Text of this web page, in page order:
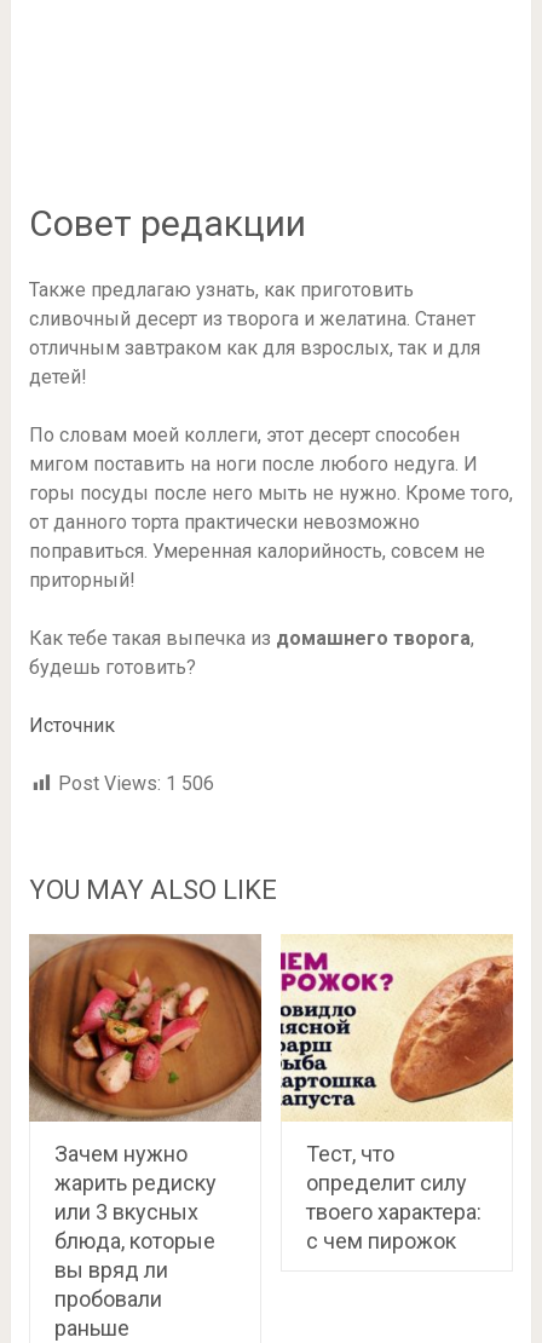
Совет редакции
Также предлагаю узнать, как приготовить
сливочный десерт из творога и желатина. Станет
отличным завтраком как для взрослых, так и для
детей!
По словам моей коллеги, этот десерт способен
мигом поставить на ноги после любого недуга. И
горы посуды после него мыть не нужно. Кроме того,
от данного торта практически невозможно
поправиться. Умеренная калорийность, совсем не
приторный!
Как тебе такая выпечка из домашнего творога,
будешь готовить?
Источник
Post Views: 1 506
YOU MAY ALSO LIKE
Зачем нужно
жарить редиску
или 3 вкусных
блюда, которые
вы вряд ли
пробовали
раньше
Тест, что
определит силу
твоего характера:
с чем пирожок